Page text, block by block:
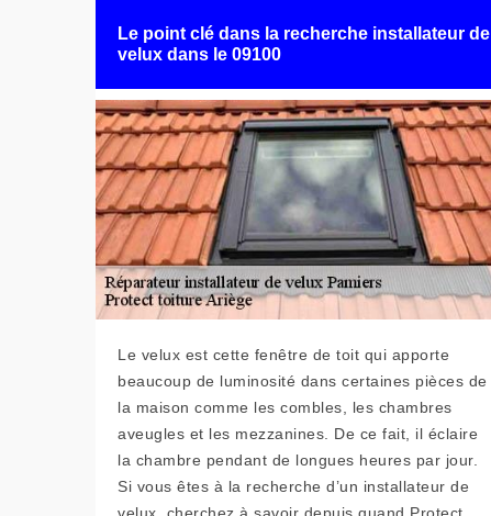
Le point clé dans la recherche installateur de
velux dans le 09100
Le velux est cette fenêtre de toit qui apporte
beaucoup de luminosité dans certaines pièces de
la maison comme les combles, les chambres
aveugles et les mezzanines. De ce fait, il éclaire
la chambre pendant de longues heures par jour.
Si vous êtes à la recherche d’un installateur de